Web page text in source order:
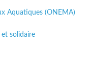
Aquatiques (ONEMA)
solidaire